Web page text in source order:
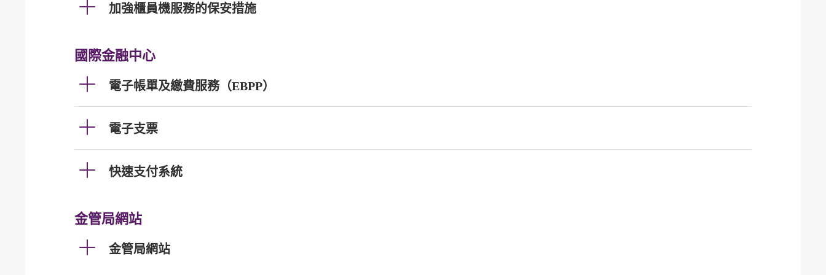
加強櫃員機服務的保安措施
國際金融中心
電子帳單及繳費服務（EBPP）
電子支票
快速支付系統
金管局網站
金管局網站